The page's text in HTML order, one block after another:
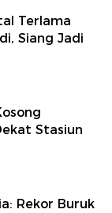
Terlama
Siang Jadi
Stasiun
Rekor Buruk